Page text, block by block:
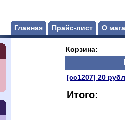
Главная Прайс-лист О
Корзина:
[сс1207] 20
Итого: